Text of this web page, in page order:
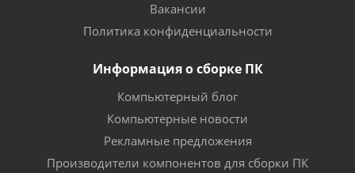
Вакансии
Политика конфиденциальности
Информация о сборке ПК
Компьютерный блог
Компьютерные новости
Рекламные предложения
Производители компонентов для сборки ПК